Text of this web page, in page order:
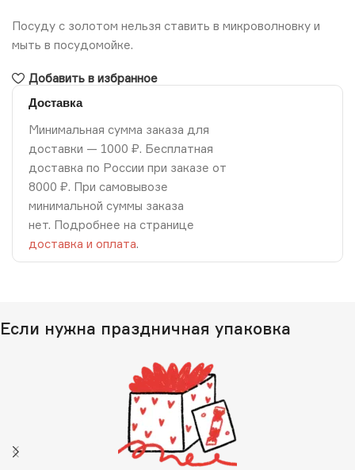
Посуду с золотом нельзя ставить в микроволновку и
мыть в посудомойке.
Добавить в избранное
Доставка
Минимальная сумма заказа для
доставки — 1000 ₽. Бесплатная
доставка по России при заказе от
8000 ₽. При самовывозе
минимальной суммы заказа
нет. Подробнее на странице
доставка и оплата.
Если нужна праздничная упаковка